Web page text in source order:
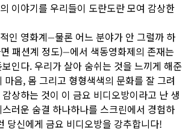
이야기를 우리들이 도란도란 모여 감상한
인 영화계—물론 어느 분야가 안 그럴까 하
패션계 정도)—에서 색동영화제의 존재는
인다. 우리가 살아 숨쉬는 것을 느끼게 해준
마음, 몸 그리고 형형색색의 문화를 잘 그려
상하는 것이 이 금요 비디오방이라고 난 생
러운 숨결 하나하나를 스크린에서 경험하
당신에게 금요 비디오방을 강추합니다!